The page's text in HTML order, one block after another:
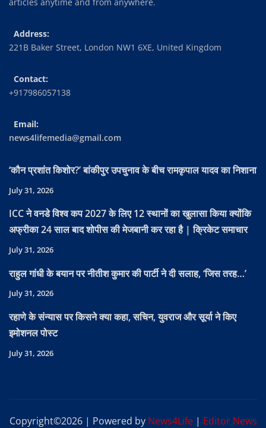
Address:
221B Baker Street, London NW1 6XE, United Kingdom
Contact:
+917986057138
Email:
news4lifemedia@gmail.com
‘कौन प्रशांत किशोर?’ बांकीपुर उपचुनाव के बीच रामकृपाल यादव का निशाना
July 31, 2026
ICC ने वनडे विश्व कप 2027 के लिए 12 स्थानों का खुलासा किया क्योंकि
अफ्रीका 24 साल बाद शोपीस की मेजबानी कर रहा है | क्रिकेट समाचार
July 31, 2026
राहुल गांधी के बयान पर नीतीश कुमार की पार्टी ने दी सलाह, ‘जिस तरह…’
July 31, 2026
रहाणे के संन्यास पर किसने क्या कहा, सचिन, युवराज और सूर्या ने किए
इमोशनल पोस्ट
July 31, 2026
Copyright©2026 | Powered by News4Life | Editor News